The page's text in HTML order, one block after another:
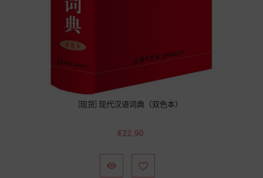
[现货] 现代汉语词典（双色本）
價
€22.90
 